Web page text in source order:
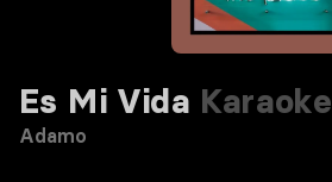
Es Mi Vida Karaoke
Adamo